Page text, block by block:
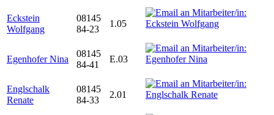
Eckstein
Wolfgang
08145
84-23
1.05
Egenhofer Nina
08145
84-41
E.03
Englschalk
Renate
08145
84-33
2.01